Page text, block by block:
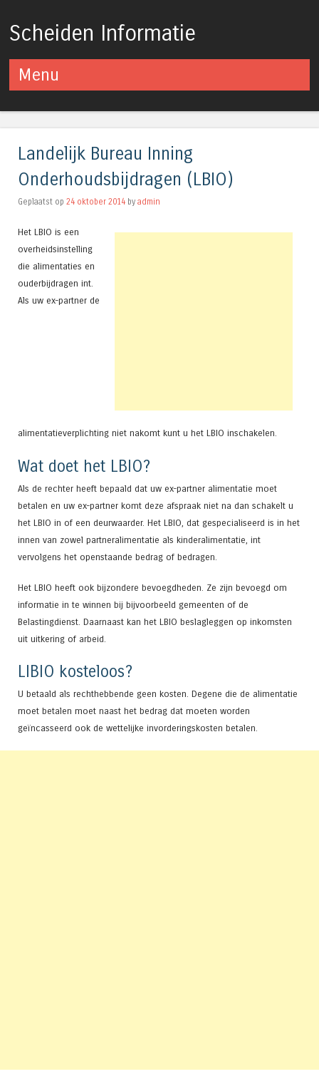
Scheiden Informatie
Menu
Landelijk Bureau Inning
Onderhoudsbijdragen (LBIO)
Geplaatst op 24 oktober 2014 by admin
Het LBIO is een
overheidsinstelling
die alimentaties en
ouderbijdragen int.
Als uw ex-partner de
alimentatieverplichting niet nakomt kunt u het LBIO inschakelen.
Wat doet het LBIO?
Als de rechter heeft bepaald dat uw ex-partner alimentatie moet
betalen en uw ex-partner komt deze afspraak niet na dan schakelt u
het LBIO in of een deurwaarder. Het LBIO, dat gespecialiseerd is in het
innen van zowel partneralimentatie als kinderalimentatie, int
vervolgens het openstaande bedrag of bedragen.
Het LBIO heeft ook bijzondere bevoegdheden. Ze zijn bevoegd om
informatie in te winnen bij bijvoorbeeld gemeenten of de
Belastingdienst. Daarnaast kan het LBIO beslagleggen op inkomsten
uit uitkering of arbeid.
LIBIO kosteloos?
U betaald als rechthebbende geen kosten. Degene die de alimentatie
moet betalen moet naast het bedrag dat moeten worden
geïncasseerd ook de wettelijke invorderingskosten betalen.